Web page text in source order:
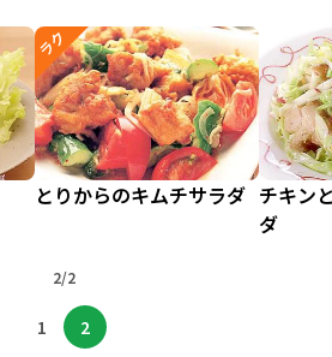
ラク
とりからのキムチサラダ チキン
ダ
2/2
1 2